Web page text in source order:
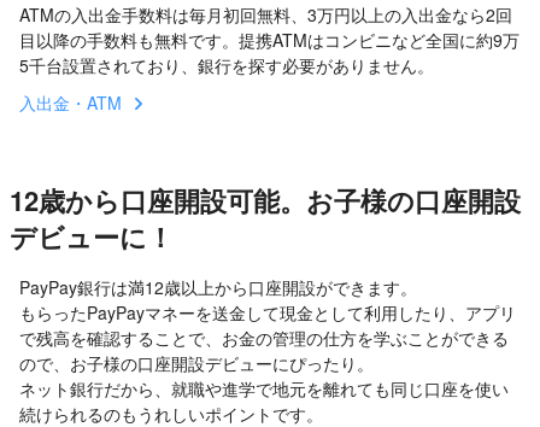
ATMの入出金手数料は毎月初回無料、3万円以上の入出金なら2回
目以降の手数料も無料です。提携ATMはコンビニなど全国に約9万
5千台設置されており、銀行を探す必要がありません。
入出金・ATM
12歳から口座開設可能。お子様の口座開設
デビューに！
PayPay銀行は満12歳以上から口座開設ができます。
もらったPayPayマネーを送金して現金として利用したり、アプリ
で残高を確認することで、お金の管理の仕方を学ぶことができる
ので、お子様の口座開設デビューにぴったり。
ネット銀行だから、就職や進学で地元を離れても同じ口座を使い
続けられるのもうれしいポイントです。